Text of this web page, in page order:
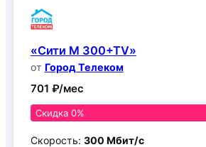
«Сити M 300+TV»
от Город Телеком
701 ₽/мес
Скидка 0%
Скорость: 300 Мбит/с